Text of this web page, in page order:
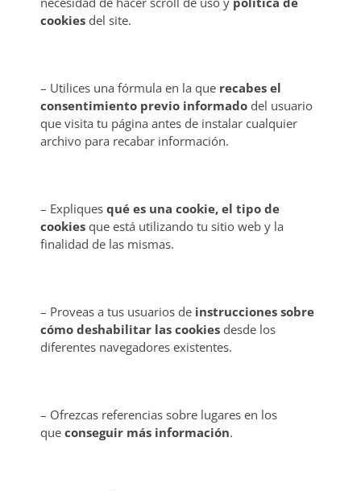
cookies del site.
– Utilices una fórmula en la que recabes el
consentimiento previo informado del usuario
que visita tu página antes de instalar cualquier
archivo para recabar información.
– Expliques qué es una cookie, el tipo de
cookies que está utilizando tu sitio web y la
finalidad de las mismas.
– Proveas a tus usuarios de instrucciones sobre
cómo deshabilitar las cookies desde los
diferentes navegadores existentes.
– Ofrezcas referencias sobre lugares en los
que conseguir más información.